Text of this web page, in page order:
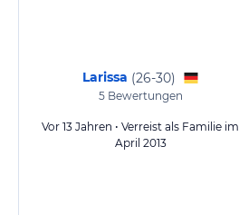
Larissa (26-30)
5Bewertungen
Vor 13 Jahren • Verreist als Familie im
April 2013